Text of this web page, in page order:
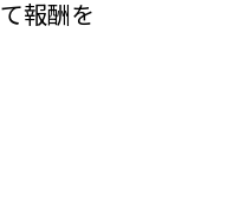
報酬を